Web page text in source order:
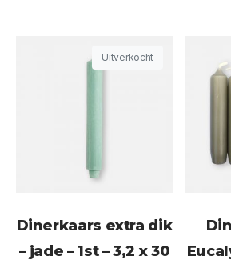
Uitverkocht
Dinerkaars extra dik
– jade – 1st – 3,2 x 30